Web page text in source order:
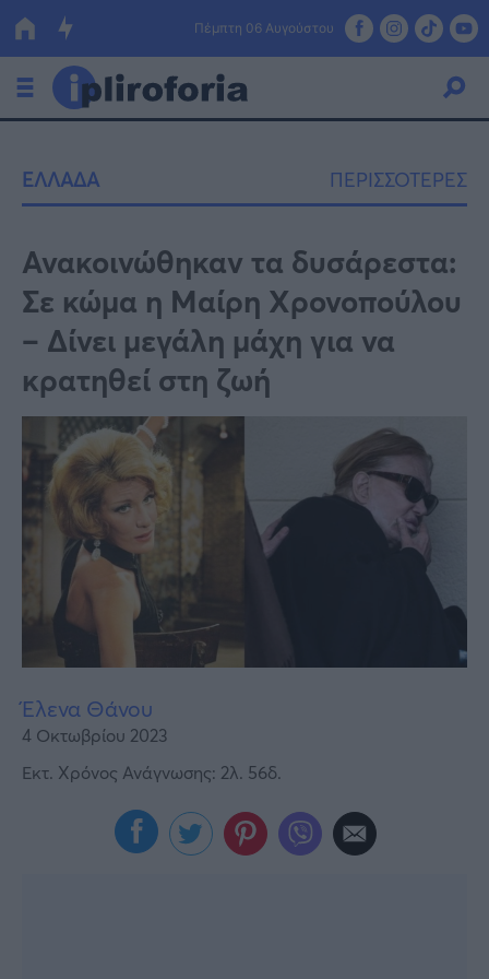
Πέμπτη 06 Αυγούστου
Οικονομία
Πολιτική
Τράπεζες
Επιδοτήσεις
ΕΣΠΑ
Κόσμος
Lifestyle
Αθλητικά
Υγεία
Γυναίκα
Καιρός
ΕΛΛΑΔΑ ΠΕΡΙΣΣΟΤΕΡΕΣ
Ανακοινώθηκαν τα δυσάρεστα:
Σε κώμα η Μαίρη Χρονοπούλου
– Δίνει μεγάλη μάχη για να
κρατηθεί στη ζωή
Έλενα Θάνου
4 Οκτωβρίου 2023
Εκτ. Χρόνος Ανάγνωσης: 2λ. 56δ.